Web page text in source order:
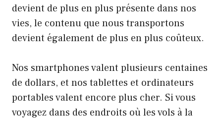
devient de plus en plus présente dans nos
vies, le contenu que nous transportons
devient également de plus en plus coûteux.
Nos smartphones valent plusieurs centaines
de dollars, et nos tablettes et ordinateurs
portables valent encore plus cher. Si vous
voyagez dans des endroits où les vols à la